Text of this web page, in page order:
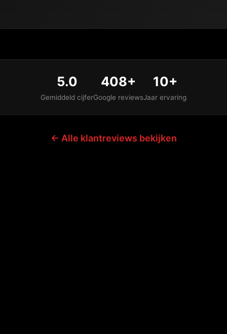
5.0
Gemiddeld cijfer
408+
Google reviews
10+
Jaar ervaring
← Alle klantreviews bekijken